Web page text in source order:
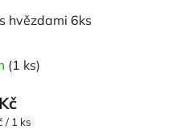
hvězdami 6ks
(1 ks)
/ 1 ks